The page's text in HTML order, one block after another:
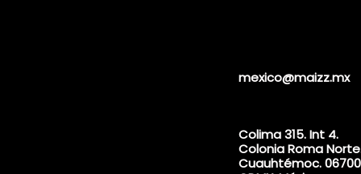
mexico@maizz.mx
Colima 315. Int 4.
Colonia Roma
Cuauhtémoc. 06700